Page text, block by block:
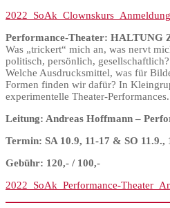
2022_SoAk_Clownskurs_Anmeldung
Performance-Theater: HALTUNG
Was „trickert“ mich an, was nervt
politisch, persönlich, gesellschaftlich?
Welche Ausdrucksmittel, was für
Formen finden wir dafür? In
experimentelle Theater-Performances.
Leitung: Andreas Hoffmann –
Termin: SA 10.9, 11-17 & SO 11.9.,
Gebühr: 120,- / 100,-
2022_SoAk_Performance-